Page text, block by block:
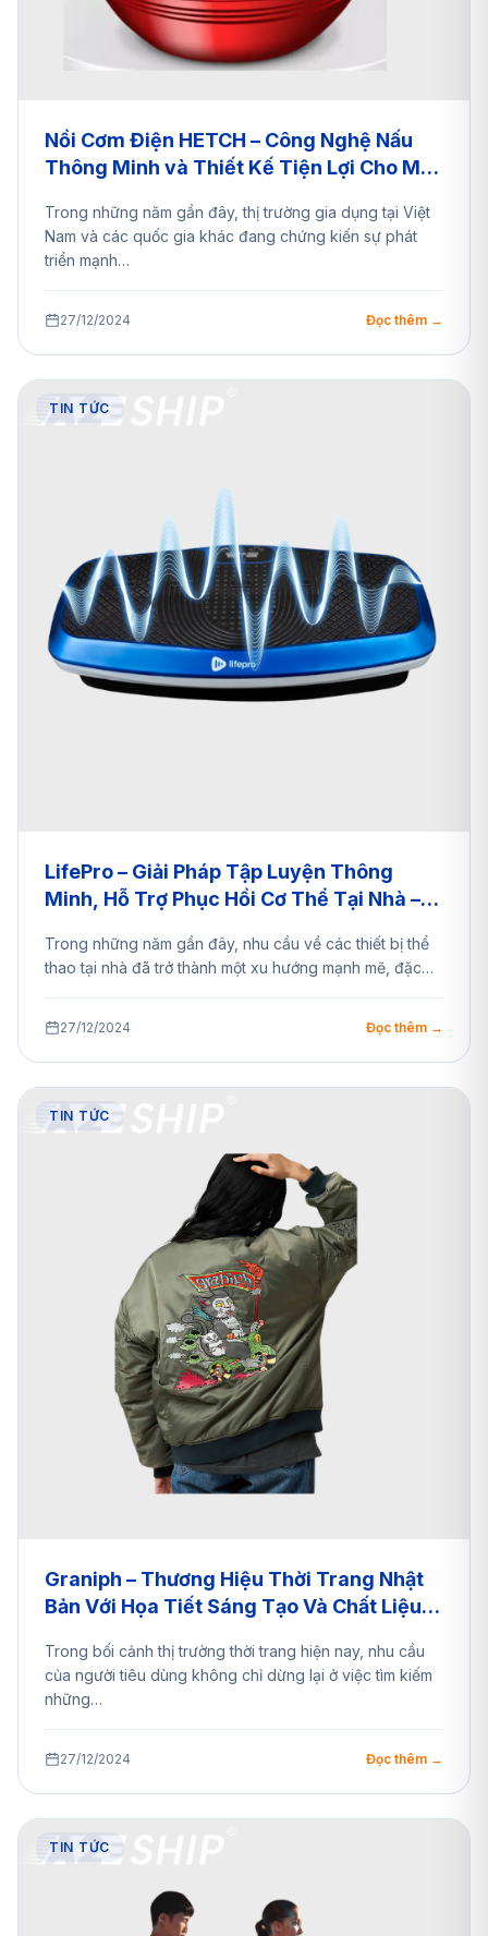
Nồi Cơm Điện HETCH – Công Nghệ Nấu
Thông Minh và Thiết Kế Tiện Lợi Cho Mọi
Trong những năm gần đây, thị trường gia dụng tại Việt
Nam và các quốc gia khác đang chứng kiến sự phát
triển mạnh…
27/12/2024 Đọc thêm →
TIN TỨC
LifePro – Giải Pháp Tập Luyện Thông
Minh, Hỗ Trợ Phục Hồi Cơ Thể Tại Nhà –
Trong những năm gần đây, nhu cầu về các thiết bị thể
thao tại nhà đã trở thành một xu hướng mạnh mẽ, đặc…
27/12/2024 Đọc thêm →
TIN TỨC
Graniph – Thương Hiệu Thời Trang Nhật
Bản Với Họa Tiết Sáng Tạo Và Chất Liệu
Trong bối cảnh thị trường thời trang hiện nay, nhu cầu
của người tiêu dùng không chỉ dừng lại ở việc tìm kiếm
những…
27/12/2024 Đọc thêm →
TIN TỨC